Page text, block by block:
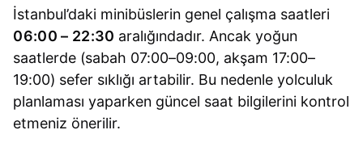
İstanbul’daki minibüslerin genel çalışma saatleri
06:00 – 22:30 aralığındadır. Ancak yoğun
saatlerde (sabah 07:00–09:00, akşam 17:00–
19:00) sefer sıklığı artabilir. Bu nedenle yolculuk
planlaması yaparken güncel saat bilgilerini kontrol
etmeniz önerilir.